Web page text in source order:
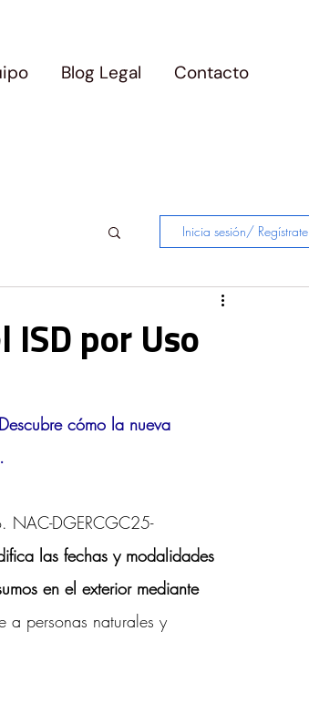
Blog Legal Contacto
Inicia sesión/ Regístrate
por Uso
cómo la nueva
NAC-DGERCGC25-
las fechas y modalidades
en el exterior mediante
a personas naturales y